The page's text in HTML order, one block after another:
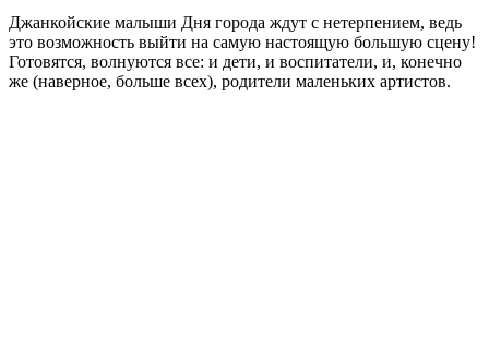
Джанкойские малыши Дня города ждут с нетерпением, ведь
это возможность выйти на самую настоящую большую сцену!
Готовятся, волнуются все: и дети, и воспитатели, и, конечно
же (наверное, больше всех), родители маленьких артистов.